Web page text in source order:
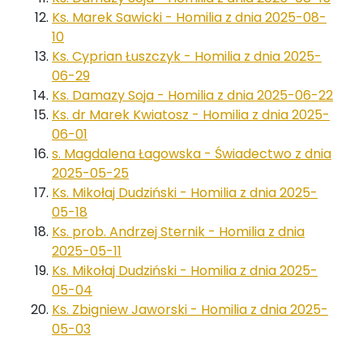
Ks. Marek Sawicki - Homilia z dnia 2025-08-
10
Ks. Cyprian Łuszczyk - Homilia z dnia 2025-
06-29
Ks. Damazy Soja - Homilia z dnia 2025-06-22
Ks. dr Marek Kwiatosz - Homilia z dnia 2025-
06-01
s. Magdalena Łagowska - Świadectwo z dnia
2025-05-25
Ks. Mikołaj Dudziński - Homilia z dnia 2025-
05-18
Ks. prob. Andrzej Sternik - Homilia z dnia
2025-05-11
Ks. Mikołaj Dudziński - Homilia z dnia 2025-
05-04
Ks. Zbigniew Jaworski - Homilia z dnia 2025-
05-03